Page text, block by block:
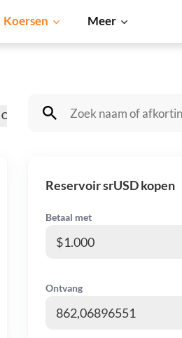
Koersen Meer
Cardano Shiba Inu Dogecoin
Reservoir srUSD kopen
Betaal met
Ontvang